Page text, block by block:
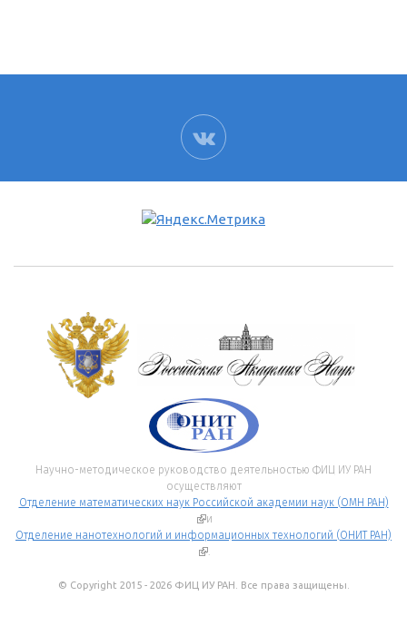
ВК
Научно-методическое руководство деятельностью ФИЦ ИУ РАН
осуществляют
Отделение математических наук Российской академии наук (ОМН РАН)
(внешняя ссылка)
и
Отделение нанотехнологий и информационных технологий (ОНИТ РАН)
(внешняя ссылка)
.
© Copyright 2015 - 2026 ФИЦ ИУ РАН. Все права защищены.